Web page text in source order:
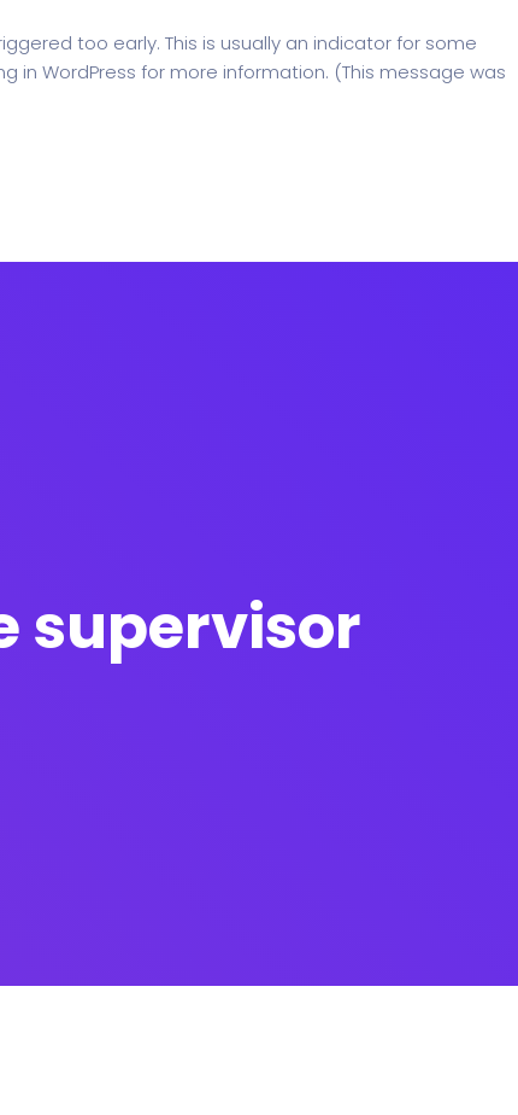
too early. This is usually an indicator for some
in WordPress for more information. (This message was
supervisor